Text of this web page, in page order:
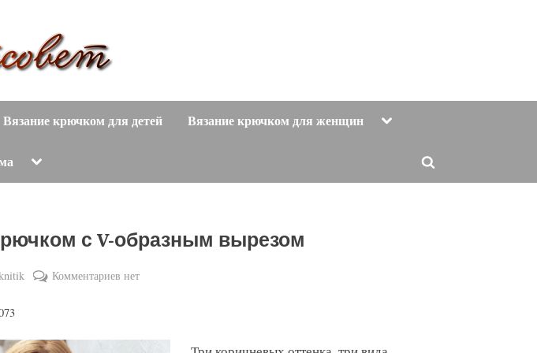
и
т
о
в
е
т
вязание
с
описанием
и
Вязание крючком для детей Вязание крючком для женщин Toggle
Toggle
menu
Toggle
с V-образным вырезом
Комментариев кнет